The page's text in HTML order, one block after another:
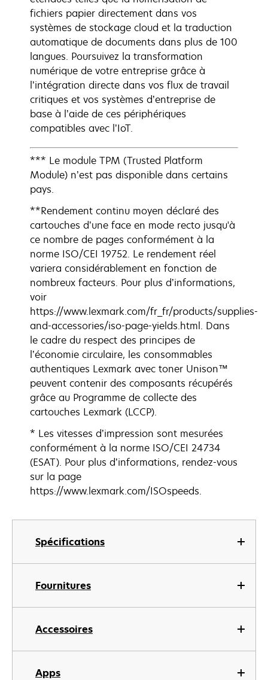
Spécifications
Fournitures
Accessoires
Apps
fichiers papier directement dans vos
systèmes de stockage cloud et la traduction
automatique de documents dans plus de 100
langues. Poursuivez la transformation
numérique de votre entreprise grâce à
l’intégration directe dans vos flux de travail
critiques et vos systèmes d’entreprise de
base à l’aide de ces périphériques
compatibles avec l’IoT.
*** Le module TPM (Trusted Platform
Module) n’est pas disponible dans certains
pays.
**Rendement continu moyen déclaré des
cartouches d’une face en mode recto jusqu'à
ce nombre de pages conformément à la
norme ISO/CEI 19752. Le rendement réel
variera considérablement en fonction de
nombreux facteurs. Pour plus d’informations,
voir
https://www.lexmark.com/fr_fr/products/supplies-
and-accessories/iso-page-yields.html. Dans
le cadre du respect des principes de
l’économie circulaire, les consommables
authentiques Lexmark avec toner Unison™
peuvent contenir des composants récupérés
grâce au Programme de collecte des
cartouches Lexmark (LCCP).
* Les vitesses d’impression sont mesurées
conformément à la norme ISO/CEI 24734
(ESAT). Pour plus d’informations, rendez-vous
sur la page
https://www.lexmark.com/ISOspeeds.